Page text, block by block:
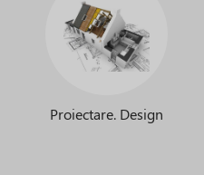
Proiectare. Design